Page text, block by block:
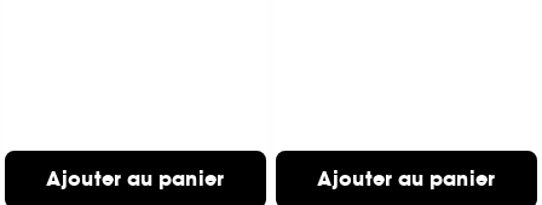
Ajouter au panier Ajouter au panier